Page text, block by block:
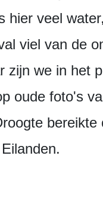
hier veel
viel van de
zijn we in het
oude foto's
bereikte